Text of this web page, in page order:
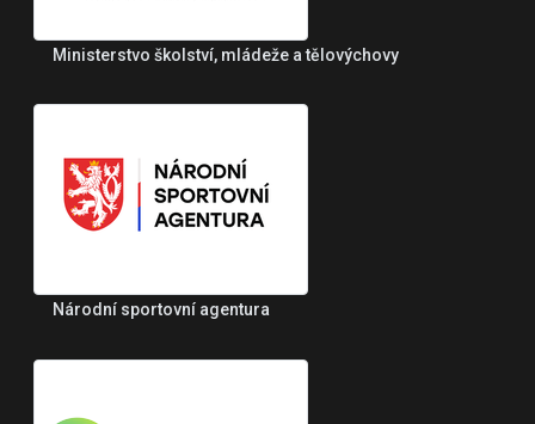
Ministerstvo školství, mládeže a tělovýchovy
Národní sportovní agentura